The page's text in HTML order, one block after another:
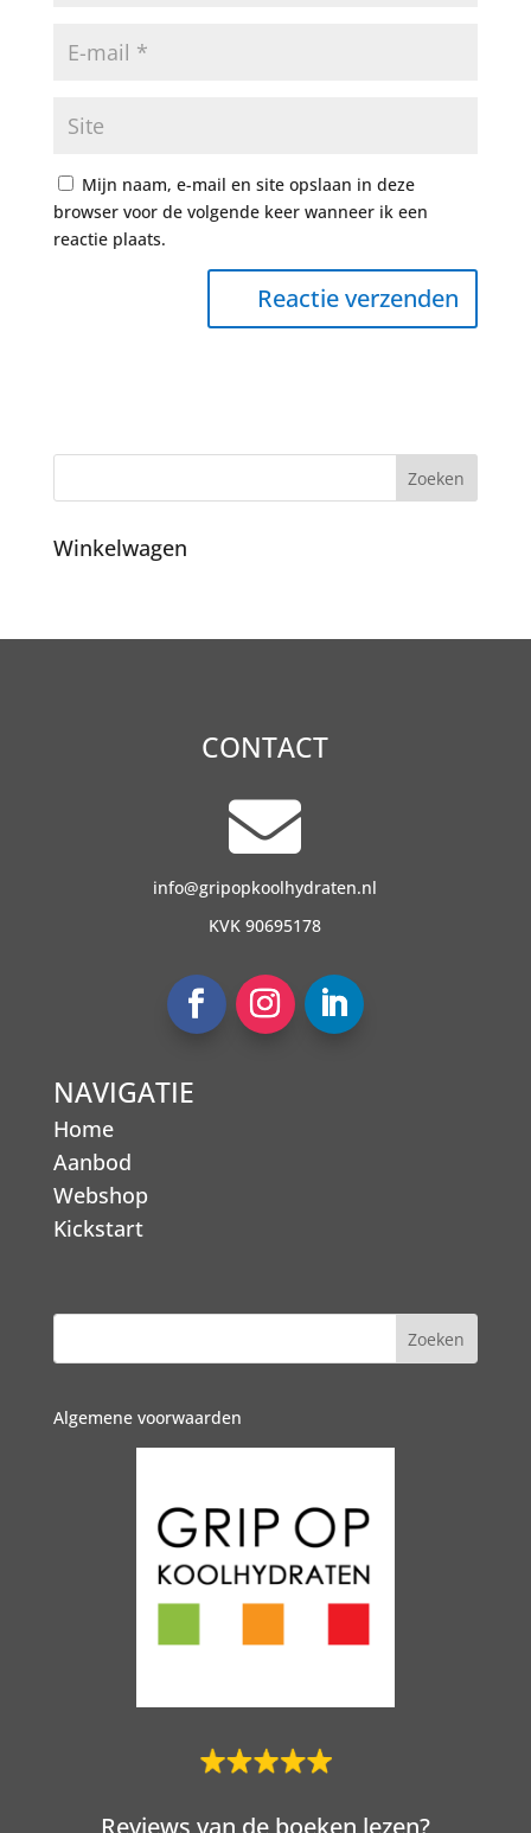
Mijn naam, e-mail en site opslaan in deze
browser voor de volgende keer wanneer ik een
reactie plaats.
Winkelwagen
CONTACT

info@gripopkoolhydraten.nl
KVK 90695178
NAVIGATIE
Home
Aanbod
Webshop
Kickstart
Algemene voorwaarden
Reviews van de boeken lezen?